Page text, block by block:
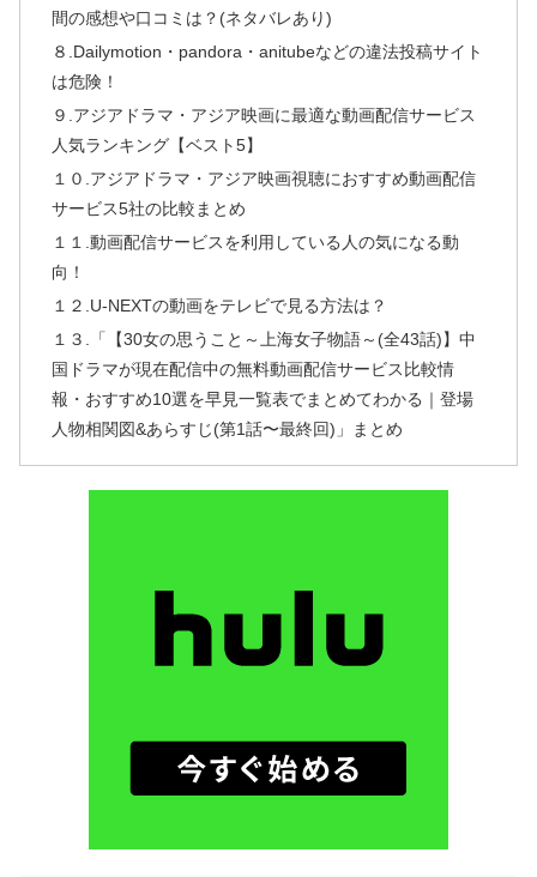
間の感想や口コミは？(ネタバレあり)
８.Dailymotion・pandora・anitubeなどの違法投稿サイト
は危険！
９.アジアドラマ・アジア映画に最適な動画配信サービス
人気ランキング【ベスト5】
１０.アジアドラマ・アジア映画視聴におすすめ動画配信
サービス5社の比較まとめ
１１.動画配信サービスを利用している人の気になる動
向！
１２.U-NEXTの動画をテレビで見る方法は？
１３.「【30女の思うこと～上海女子物語～(全43話)】中
国ドラマが現在配信中の無料動画配信サービス比較情
報・おすすめ10選を早見一覧表でまとめてわかる｜登場
人物相関図&あらすじ(第1話〜最終回)」まとめ